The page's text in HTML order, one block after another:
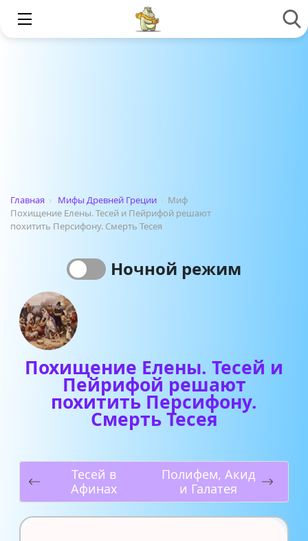
Главная › Мифы Древней Греции › Миф
Похищение Елены. Тесей и Пейрифой решают
похитить Персифону. Смерть Тесея
Ночной режим
Похищение Елены. Тесей и
Пейрифой решают
похитить Персифону.
Смерть Тесея
Тесей в
Афинах
Полифем, Акид
и Галатея